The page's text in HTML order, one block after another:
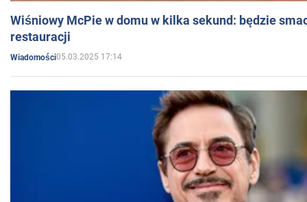
Wiśniowy McPie w domu w kilka sekund: będzie
restauracji
Wiadomości05.03.2025 17:14